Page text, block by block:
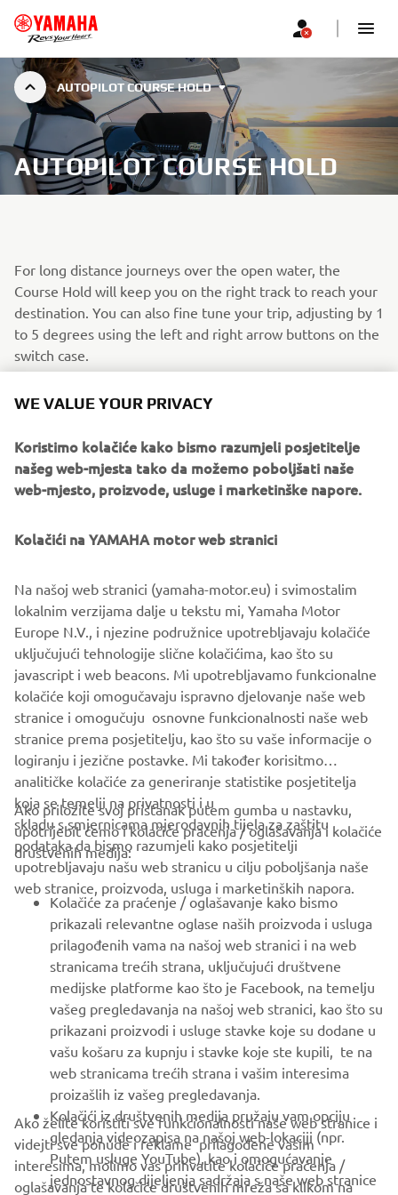
AUTOPILOT COURSE HOLD
AUTOPILOT COURSE HOLD
For long distance journeys over the open water, the
Course Hold will keep you on the right track to reach your
destination. You can also fine tune your trip, adjusting by 1
to 5 degrees using the left and right arrow buttons on the
switch case.
keeps the nose in a set compass direction, also
Pattern steer:
spiral or zigzag, is perfect for those looking to relax
around a certain part of the marina, lake or while out
Joystick. Specifically you can be in control of the fine
adjustments of speed, course and heading without the
using the steering wheel or throttle levers.
1/5
CORPORATE
FOR BUSINESS
MORE YAMAHA
SUPPORT
BILTEN
Budite prvi koji će saznati o najnovijim ponudama, posebnim
događajima, novim izdanjima i još mnogo toga
WE VALUE YOUR PRIVACY
Koristimo kolačiće kako bismo razumjeli posjetitelje
našeg web-mjesta tako da možemo poboljšati naše
web-mjesto, proizvode, usluge i marketinške napore.
Kolačići na YAMAHA motor web stranici
Na našoj web stranici (yamaha-motor.eu) i svimostalim
lokalnim verzijama dalje u tekstu mi, Yamaha Motor
Europe N.V., i njezine podružnice upotrebljavaju kolačiće
uključujući tehnologije slične kolačićima, kao što su
javascript i web beacons. Mi upotrebljavamo funkcionalne
kolačiće koji omogučavaju ispravno djelovanje naše web
stranice i omogučuju osnovne funkcionalnosti naše web
stranice prema posjetitelju, kao što su vaše informacije o
logiranju i jezične postavke. Mi također korisitmo
analitičke kolačiće za generiranje statistike posjetitelja
koja se temelji na privatnosti i u
skladu s smjernicama mjerodavnih tijela za zaštitu
podataka da bismo razumjeli kako posjetitelji
upotrebljavaju našu web stranicu u cilju poboljšanja naše
web stranice, proizvoda, usluga i marketinških napora.
Ako priložite svoj pristanak putem gumba u nastavku,
upotrijebit ćemo i kolačiće praćenja / oglašavanja i kolačiće
društvenih medija:
Kolačiće za praćenje / oglašavanje kako bismo
prikazali relevantne oglase naših proizvoda i usluga
prilagođenih vama na našoj web stranici i na web
stranicama trećih strana, uključujući društvene
medijske platforme kao što je Facebook, na temelju
vašeg pregledavanja na našoj web stranici, kao što su
prikazani proizvodi i usluge stavke koje su dodane u
vašu košaru za kupnju i stavke koje ste kupili, te na
web stranicama trećih strana i vašim interesima
proizašlih iz vašeg pregledavanja.
Kolačići iz društvenih medija pružaju vam opciju
gledanja videozapisa na našoj web-lokaciji (npr.
Putem usluge YouTube), kao i omogućavanje
jednostavnog dijeljenja sadržaja s naše web stranice
Ako želite koristiti sve funkcionalnosti naše web stranice i
videjti sve ponude i reklame prilagođene vašim
interesima, molimo vas prihvatite kolačiće praćenja /
oglašavanja te kolačiće društvenih mreža sa klikom na